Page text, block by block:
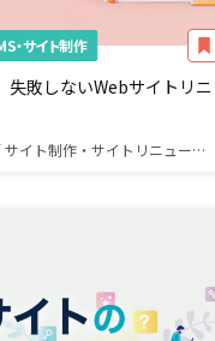
・サイト制作
失敗しないWebサイトリニ
イト制作・サイトリニューアル